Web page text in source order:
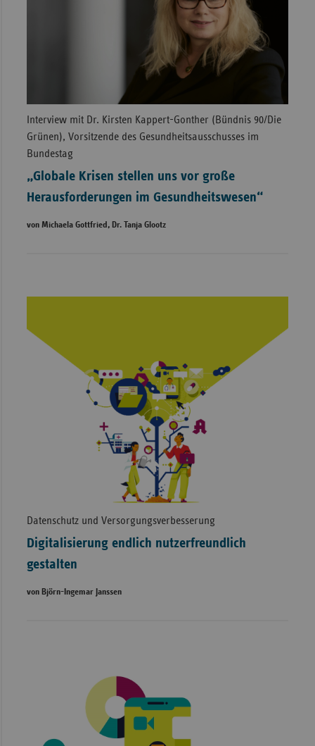
Interview mit Dr. Kirsten Kappert-Gonther (Bündnis 90/Die
Grünen), Vorsitzende des Gesundheitsausschusses im
Bundestag
„Globale Krisen stellen uns vor große
Herausforderungen im Gesundheitswesen“
von Michaela Gottfried, Dr. Tanja Glootz
Datenschutz und Versorgungsverbesserung
Digitalisierung endlich nutzerfreundlich
gestalten
von Björn-Ingemar Janssen